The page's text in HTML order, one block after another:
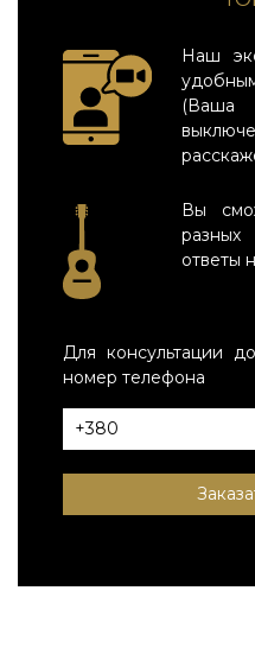
Наш
(Ваша
Вы
ответы
Для консультации
номер телефона